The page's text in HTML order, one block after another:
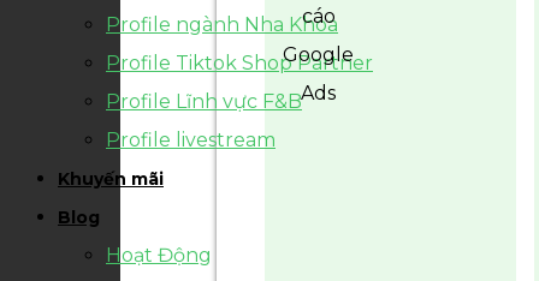
Profile ngành Nha Khoa
Profile Tiktok Shop Partner
Profile Lĩnh vực F&B
Profile livestream
Khuyến mãi
Blog
Hoạt Động